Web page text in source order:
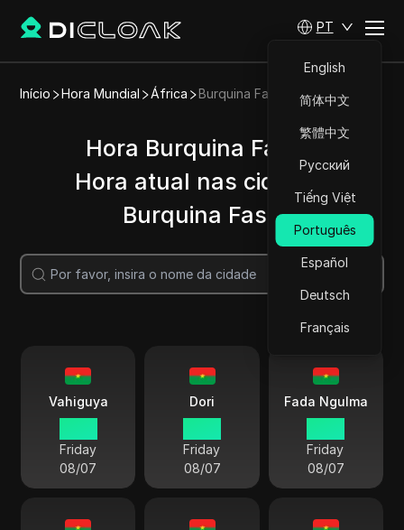
PT
English
简体中文
繁體中文
Русский
Tiếng Việt
Português
Español
Deutsch
Français
Início Hora Mundial África Burquina Faso
Hora Burquina Faso |
Hora atual nas cidades
Burquina Faso
Pesquisar
Vahiguya
Friday
08/07
Dori
Friday
08/07
Fada Ngulma
Friday
08/07